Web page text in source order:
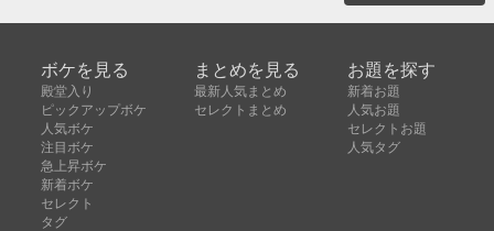
ボケを見る
殿堂入り
ピックアップボケ
人気ボケ
注目ボケ
急上昇ボケ
新着ボケ
セレクト
タグ
まとめを見る
最新人気まとめ
セレクトまとめ
お題を探す
新着お題
人気お題
セレクトお題
人気タグ